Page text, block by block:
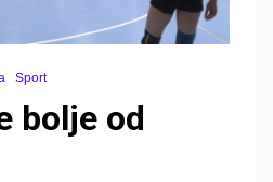
Sport
bolje od